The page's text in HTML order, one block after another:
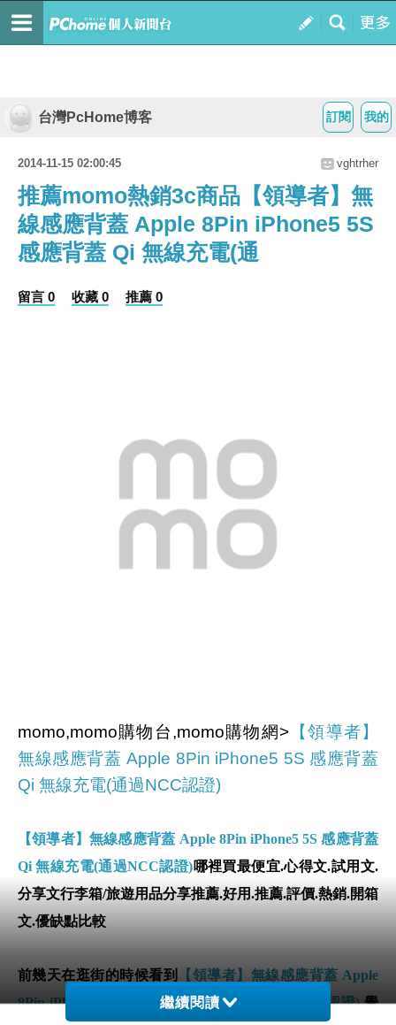
我的
訂閱
台灣PcHome博客
2014-11-15 02:00:45 vghtrher
推薦momo熱銷3c商品【領導者】無
線感應背蓋 Apple 8Pin iPhone5 5S
感應背蓋 Qi 無線充電(通
留言 0 收藏 0 推薦 0
momo,momo購物台,momo購物網>【領導者】
無線感應背蓋 Apple 8Pin iPhone5 5S 感應背蓋
Qi 無線充電(通過NCC認證)
【領導者】無線感應背蓋 Apple 8Pin iPhone5 5S 感應背蓋
Qi 無線充電(通過NCC認證)哪裡買最便宜.心得文.試用文.
分享文行李箱/旅遊用品分享推薦.好用.推薦.評價.熱銷.開箱
文.優缺點比較
前幾天在逛街的時候看到
【領導者】無線感應背蓋 Apple
8Pin iPhone5 5S 感應背蓋 Qi 無線充電(通過NCC認證)覺
繼續閱讀